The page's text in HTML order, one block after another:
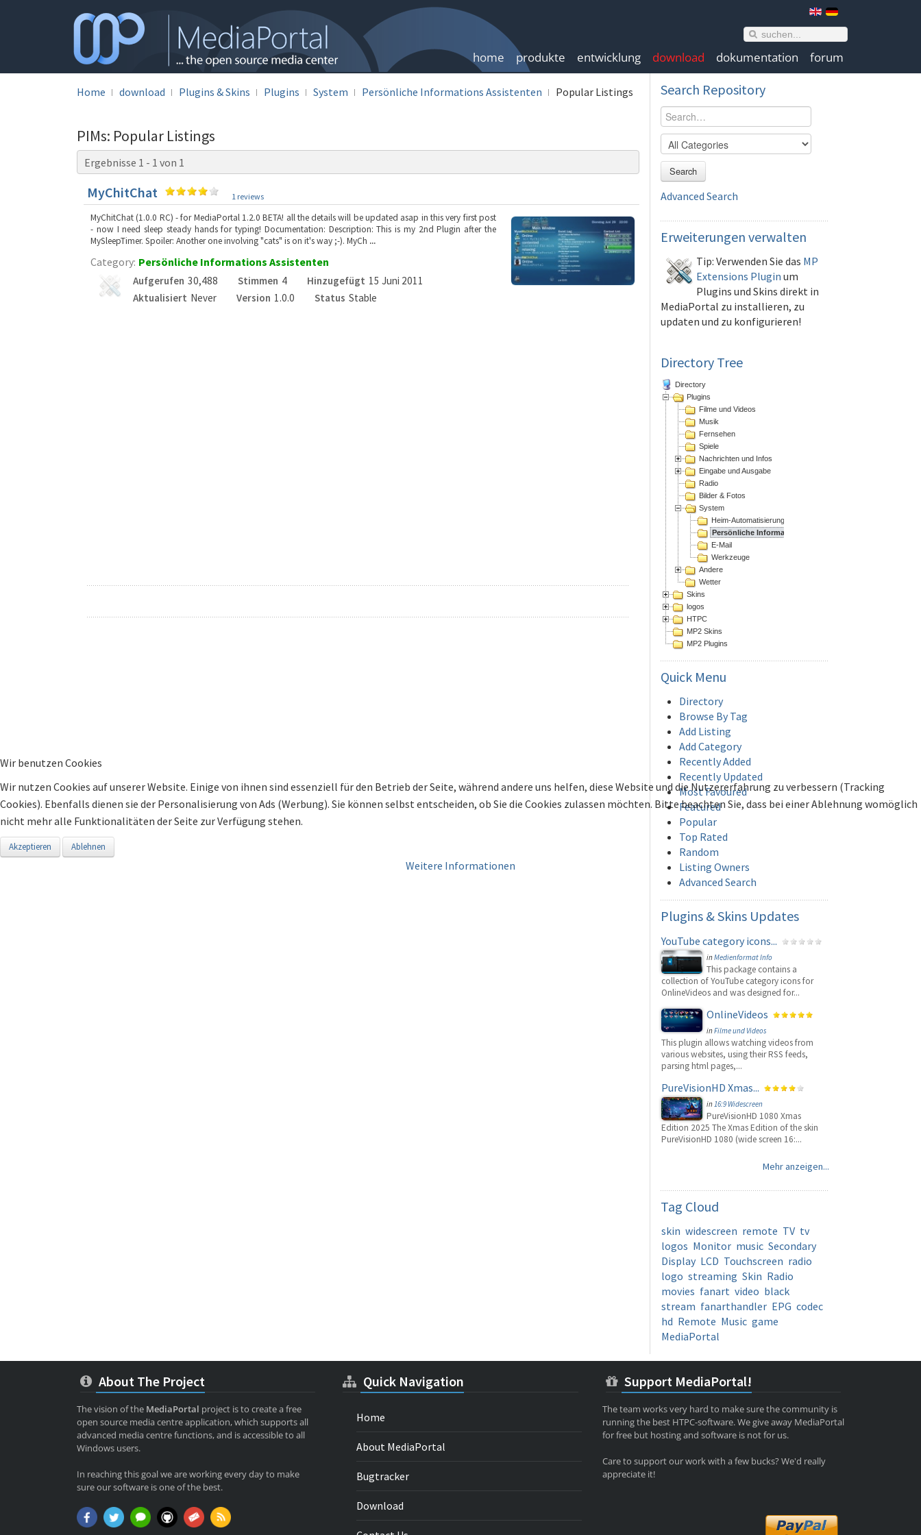
home produkte entwicklung download dokumentation forum
Home download Plugins & Skins Plugins System Persönliche Informations Assistenten Popular Listings
PIMs: Popular Listings
Ergebnisse 1 - 1 von 1
MyChitChat 1 reviews
MyChitChat (1.0.0 RC) - for MediaPortal 1.2.0 BETA! all the details will be updated asap in this very first post
- now I need sleep steady hands for typing! Documentation: Description: This is my 2nd Plugin after the
MySleepTimer. Spoiler: Another one involving "cats" is on it's way ;-). MyCh ...
Category: Persönliche Informations Assistenten
Aufgerufen 30,488 Stimmen 4 Hinzugefügt 15 Juni 2011
Aktualisiert Never Version 1.0.0 Status Stable
Search Repository
Search
Advanced Search
Erweiterungen verwalten
Tip: Verwenden Sie das MP
Extensions Plugin um
Plugins und Skins direkt in
MediaPortal zu installieren, zu
updaten und zu konfigurieren!
Directory Tree
Directory
Plugins
Filme und Videos
Musik
Fernsehen
Spiele
Nachrichten und Infos
Eingabe und Ausgabe
Radio
Bilder & Fotos
System
Heim-Automatisierung
Persönliche Informations Assistenten
E-Mail
Werkzeuge
Andere
Wetter
Skins
logos
HTPC
MP2 Skins
MP2 Plugins
Quick Menu
Directory
Browse By Tag
Add Listing
Add Category
Recently Added
Recently Updated
Most Favoured
Featured
Popular
Top Rated
Random
Listing Owners
Advanced Search
Plugins & Skins Updates
YouTube category icons...
inMedienformat Info
This package contains a
collection of YouTube category icons for
OnlineVideos and was designed for...
OnlineVideos
inFilme und Videos
This plugin allows watching videos from
various websites, using their RSS feeds,
parsing html pages,...
PureVisionHD Xmas...
in16:9 Widescreen
PureVisionHD 1080 Xmas
Edition 2025 The Xmas Edition of the skin
PureVisionHD 1080 (wide screen 16:...
Mehr anzeigen...
Tag Cloud
skin widescreen remote TV tv
logos Monitor music Secondary
Display LCD Touchscreen radio
logo streaming Skin Radio
movies fanart video black
stream fanarthandler EPG codec
hd Remote Music game
MediaPortal
About The Project
The vision of the MediaPortal project is to create a free
open source media centre application, which supports all
advanced media centre functions, and is accessible to all
Windows users.
In reaching this goal we are working every day to make
sure our software is one of the best.
Quick Navigation
Home
About MediaPortal
Bugtracker
Download
Support MediaPortal!
The team works very hard to make sure the community is
running the best HTPC-software. We give away MediaPortal
for free but hosting and software is not for us.
Care to support our work with a few bucks? We'd really
appreciate it!
Wir benutzen Cookies
Wir nutzen Cookies auf unserer Website. Einige von ihnen sind essenziell für den Betrieb der Seite, während andere uns helfen, diese Website und die Nutzererfahrung zu verbessern (Tracking
Cookies). Ebenfalls dienen sie der Personalisierung von Ads (Werbung). Sie können selbst entscheiden, ob Sie die Cookies zulassen möchten. Bitte beachten Sie, dass bei einer Ablehnung womöglich
nicht mehr alle Funktionalitäten der Seite zur Verfügung stehen.
Akzeptieren Ablehnen
Weitere Informationen